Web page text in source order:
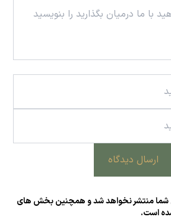
ارسال دیدگاه
شما منتشر نخواهد شد و همچنین بخش های
است.